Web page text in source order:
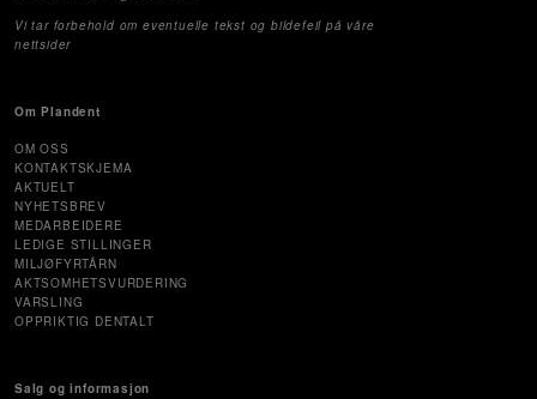
Vi tar forbehold om eventuelle tekst og bildefeil på våre
nettsider
Om Plandent
OM OSS
KONTAKTSKJEMA
AKTUELT
NYHETSBREV
MEDARBEIDERE
LEDIGE STILLINGER
MILJØFYRTÅRN
AKTSOMHETSVURDERING
VARSLING
OPPRIKTIG DENTALT
Salg og informasjon